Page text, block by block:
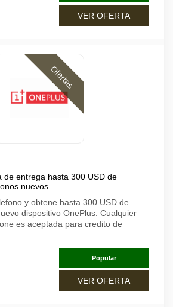
VER OFERTA
Ofertas
de entrega hasta 300 USD de
nuevos
y obtene hasta 300 USD de
dispositivo OnePlus. Cualquier
es aceptada para credito de
Popular
VER OFERTA